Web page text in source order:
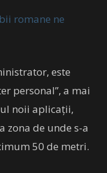
romane ne
este
personal”, a mai
noii aplicații,
zona de unde s-a
50 de metri.